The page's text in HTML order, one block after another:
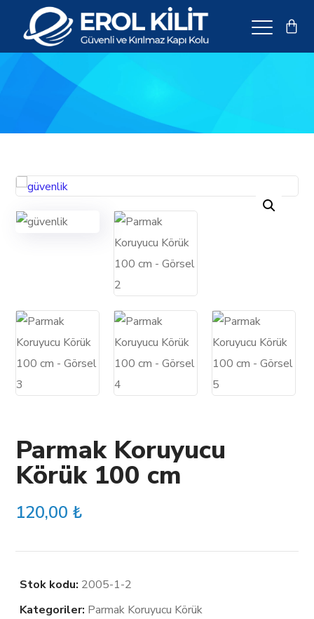
Parmak Koruyucu
Körük 100 cm
120,00 ₺
Stok kodu: 2005-1-2
Kategoriler: Parmak Koruyucu Körük